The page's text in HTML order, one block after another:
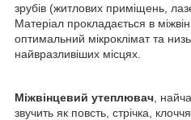
зрубів (житлових приміщень,
Матеріал прокладається в
оптимальний мікроклімат та
найвразливіших місцях.
Міжвінцевий утеплювач ,
звучить як повсть, стрічка,